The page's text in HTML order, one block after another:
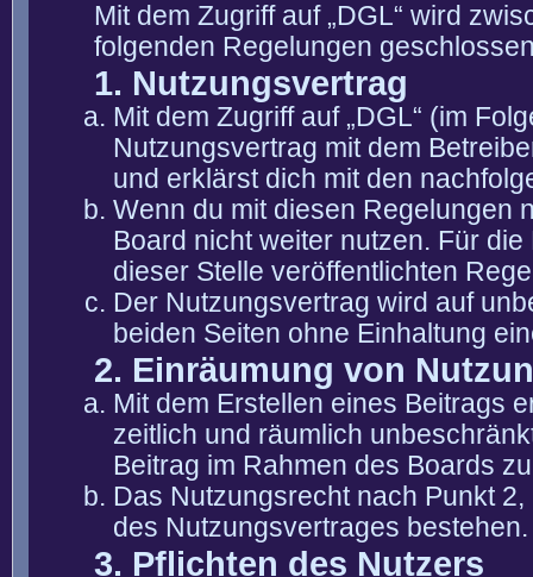
Mit dem Zugriff auf „DGL“ wird
folgenden Regelungen
1. Nutzungsvertrag
Mit dem Zugriff auf „DGL“ (im
Nutzungsvertrag mit dem
und erklärst dich mit den
Wenn du mit diesen Regelungen
Board nicht weiter nutzen. Für
dieser Stelle veröffentlichten
Der Nutzungsvertrag wird auf
beiden Seiten ohne Einhaltung
2. Einräumung von
Mit dem Erstellen eines Beitrags
zeitlich und räumlich
Beitrag im Rahmen des Boards
Das Nutzungsrecht nach Punkt
des Nutzungsvertrages bestehen.
3. Pflichten des Nutzers